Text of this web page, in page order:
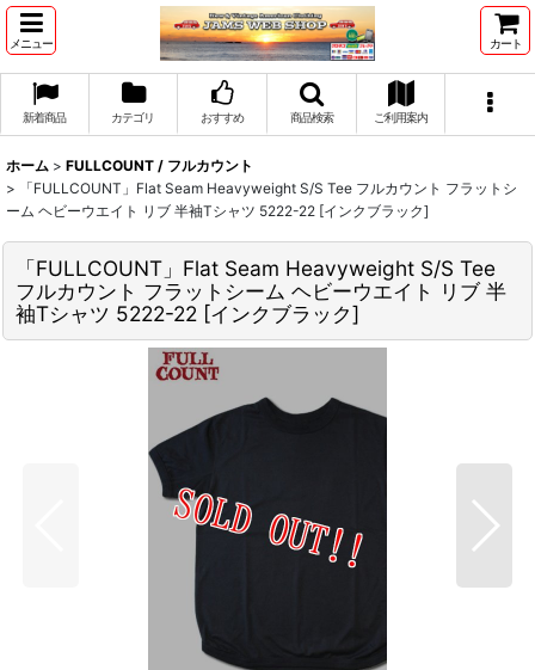
メニュー カート
新着商品 カテゴリ おすすめ 商品検索 ご利用案内
ホーム > FULLCOUNT / フルカウント
>
「FULLCOUNT」Flat Seam Heavyweight S/S Tee フルカウント フラットシ
ーム ヘビーウエイト リブ 半袖Tシャツ 5222-22 [インクブラック]
「FULLCOUNT」Flat Seam Heavyweight S/S Tee
フルカウント フラットシーム ヘビーウエイト リブ 半
袖Tシャツ 5222-22 [インクブラック]